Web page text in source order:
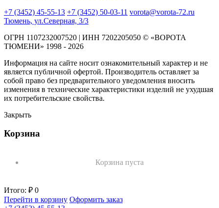
+7 (3452) 45-55-13 +7 (3452) 50-03-11 vorota@vorota-72.ru
Тюмень, ул.Северная, 3/3
ОГРН 1107232007520 | ИНН 7202205050 © «ВОРОТА
ТЮМЕНИ» 1998 - 2026
Информация на сайте носит ознакомительный характер и не
является публичной офертой. Производитель оставляет за
собой право без предварительного уведомления вносить
изменения в технические характеристики изделий не ухудшая
их потребительские свойства.
Закрыть
Корзина
Корзина пуста
Итого: ₽ 0
Перейти в корзину Оформить заказ